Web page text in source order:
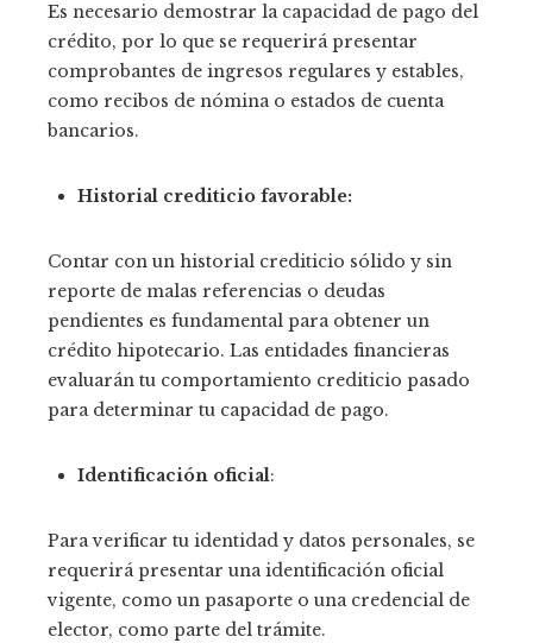
Es necesario demostrar la capacidad de pago del
crédito, por lo que se requerirá presentar
comprobantes de ingresos regulares y estables,
como recibos de nómina o estados de cuenta
bancarios.
Historial crediticio favorable:
Contar con un historial crediticio sólido y sin
reporte de malas referencias o deudas
pendientes es fundamental para obtener un
crédito hipotecario. Las entidades financieras
evaluarán tu comportamiento crediticio pasado
para determinar tu capacidad de pago.
Identificación oficial:
Para verificar tu identidad y datos personales, se
requerirá presentar una identificación oficial
vigente, como un pasaporte o una credencial de
elector, como parte del trámite.